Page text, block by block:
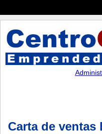
Carta de ventas